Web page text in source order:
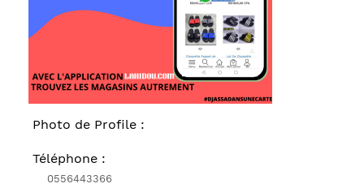
Photo de Profile :
Téléphone :
0556443366